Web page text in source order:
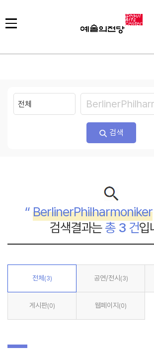
검색
“BerlinerPhilharmoniker
검색결과는총 3건입
전체 (3) 공연/전시 (3)
게시판(0) 웹페이지 (0)